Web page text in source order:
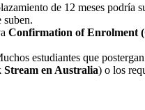
de 12 meses
suben.
Confirmation of Enrolment
estudiantes que
Stream en Australia) o los